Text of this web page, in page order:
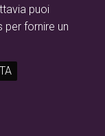
puoi
per fornire un